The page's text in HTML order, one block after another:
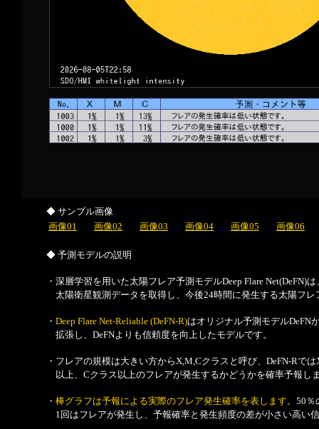
◆ サンプル画像
画像01
画像02 画像03 画像04 画像05 画像06
◆ 予測モデルの説明
・深層学習を用いた太陽フレア予測モデルDeep Flare Net(DeFN)
太陽衛星観測データを取得し、今後24時間に発生する太陽フレ
・ Deep Flare Net-Reliable (DeFN-R)はオリジナル予測モデルDeFN
拡張し、DeFNよりも信頼度を向上したモデルです。
・フレアの規模は大きい方からX,M,Cクラスと呼び、DeFN-Rで
以上、Cクラス以上のフレアが発生するかどうかを確率予報し
・ 棒グラフは予報による実際のフレア発生確率を表します。 50％
1回はフレアが発生し、予報確率と発生頻度の差が小さい高い